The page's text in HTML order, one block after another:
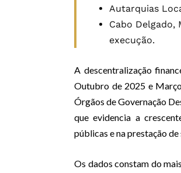
Autarquias
Cabo Delgado,
execução.
A descentralização
Outubro de 2025 e
Órgãos de Governação
que evidencia a
públicas e na prestação
Os dados constam do